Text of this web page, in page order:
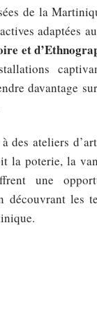
de la
adaptées
et
davantage
des ateliers
la poterie, la
une
découvrant les